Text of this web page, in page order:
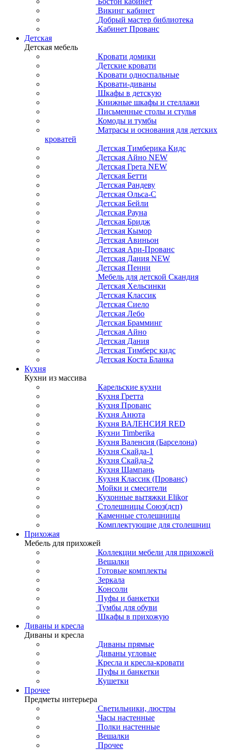
Викинг кабинет
Добрый мастер библиотека
Кабинет Прованс
Детская
Детская мебель
Кровати домики
Детские кровати
Кровати односпальные
Кровати-диваны
Шкафы в детскую
Книжные шкафы и стеллажи
Письменные столы и стулья
Комоды и тумбы
Матрасы и основания для детских
кроватей
Детская Тимберика Кидс
Детская Айно NEW
Детская Грета NEW
Детская Бетти
Детская Рандеву
Детская Ольса-С
Детская Бейли
Детская Рауна
Детская Бридж
Детская Кымор
Детская Авиньон
Детская Ари-Прованс
Детская Дания NEW
Детская Пенни
Мебель для детской Скандия
Детская Хельсинки
Детская Классик
Детская Сиело
Детская Лебо
Детская Брамминг
Детская Айно
Детская Дания
Детская Тимберс кидс
Детская Коста Бланка
Кухня
Кухни из массива
Карельские кухни
Кухня Гретта
Кухня Прованс
Кухня Анюта
Кухня ВАЛЕНСИЯ RED
Кухни Timberika
Кухня Валенсия (Барселона)
Кухня Скайда-1
Кухня Скайда-2
Кухня Шампань
Кухня Классик (Прованс)
Мойки и смесители
Кухонные вытяжки Elikor
Столешницы Союз(дсп)
Каменные столешницы
Комплектующие для столешниц
Прихожая
Мебель для прихожей
Коллекции мебели для прихожей
Вешалки
Готовые комплекты
Зеркала
Консоли
Пуфы и банкетки
Тумбы для обуви
Шкафы в прихожую
Диваны и кресла
Диваны и кресла
Диваны прямые
Диваны угловые
Кресла и кресла-кровати
Пуфы и банкетки
Кушетки
Прочее
Предметы интерьера
Светильники, люстры
Часы настенные
Полки настенные
Вешалки
Прочее